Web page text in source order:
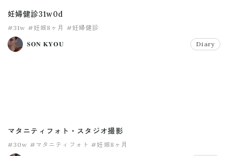
妊婦健診31w0d
#31w #妊娠8ヶ月 #妊婦健診
𝐒𝐎𝐍 𝐊𝐘𝐎𝐔 Diary
マタニティフォト・スタジオ撮影
#30w #マタニティフォト #妊娠8ヶ月